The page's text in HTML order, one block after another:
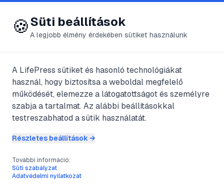
😍 LifePress
Főoldal Szerzők / @ Lopkusz
@Lopkuszbejegyzései
3publikált bejegyzés
Esküvő: a vőlegény feladatai
🍪Süti beállítások
A legjobb élmény érdekében sütiket használunk
A LifePress sütiket és hasonló technológiákat
használ, hogy biztosítsa a weboldal megfelelő
működését, elemezze a látogatottságot és személyre
szabja a tartalmat. Az alábbi beállításokkal
testreszabhatod a sütik használatát.
Részletes beállítások →
További információ:
Süti szabályzat
Adatvédelmi nyilatkozat